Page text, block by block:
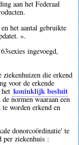
aan het Federaal
het aantal gebruikte
».
ingevoegd,
die erkend
voor de erkende
koninklijk besluit
normen waaraan een
worden erkend en
donorcoördinatie' te
per ziekenhuis :